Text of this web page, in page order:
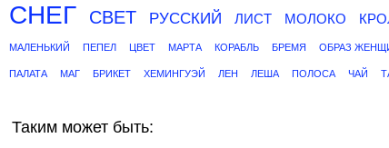
СНЕГ СВЕТ РУССКИЙ ЛИСТ МОЛОКО
МАЛЕНЬКИЙ ПЕПЕЛ ЦВЕТ МАРТА КОРАБЛЬ БРЕМЯ ОБРАЗ
ПАЛАТА МАГ БРИКЕТ ХЕМИНГУЭЙ ЛЕН ЛЕША ПОЛОСА ЧАЙ
Таким может быть: